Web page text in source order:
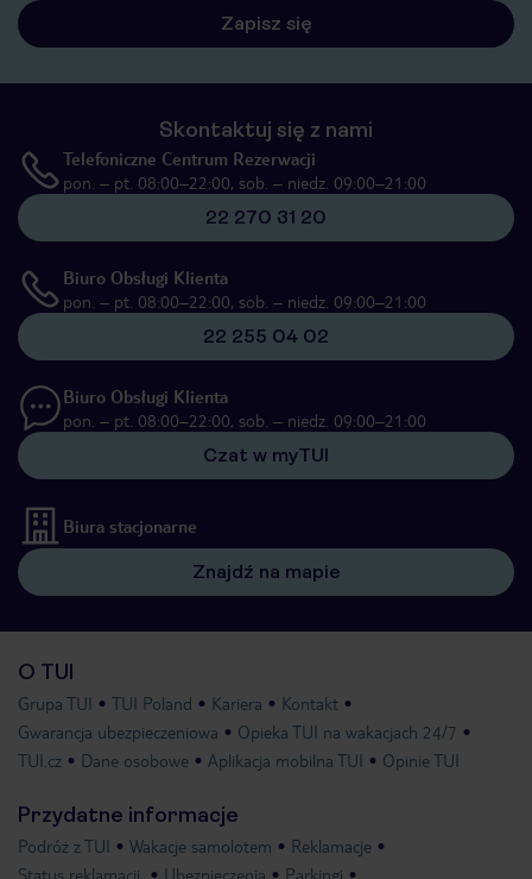
Zapisz się
Skontaktuj się z nami
Telefoniczne Centrum Rezerwacji
pon. – pt. 08:00–22:00, sob. – niedz. 09:00–21:00
22 270 31 20
Biuro Obsługi Klienta
pon. – pt. 08:00–22:00, sob. – niedz. 09:00–21:00
22 255 04 02
Biuro Obsługi Klienta
pon. – pt. 08:00–22:00, sob. – niedz. 09:00–21:00
Czat w myTUI
Biura stacjonarne
Znajdź na mapie
O TUI
Grupa TUI TUI Poland Kariera
Kontakt
Gwarancja ubezpieczeniowa
Opieka TUI na wakacjach 24/7
TUI.cz
Dane osobowe Aplikacja mobilna TUI Opinie TUI
Przydatne informacje
Podróż z TUI Wakacje samolotem
Reklamacje
Status reklamacji
Ubezpieczenia Parkingi